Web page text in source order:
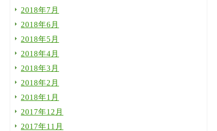
2018年7月
2018年6月
2018年5月
2018年4月
2018年3月
2018年2月
2018年1月
2017年12月
2017年11月